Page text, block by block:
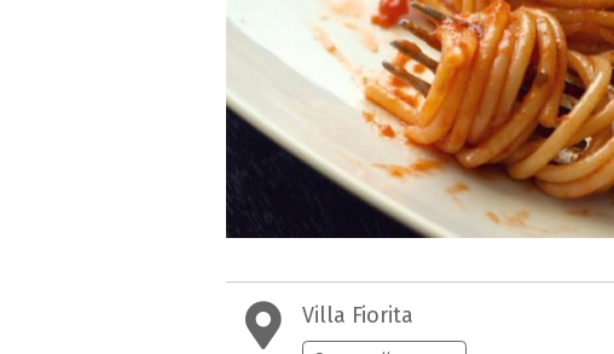
Villa Fiorita